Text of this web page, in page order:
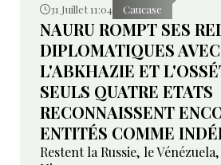
31 Juillet 11:04 Caucase
NAURU ROMPT SES
DIPLOMATIQUES AVEC
L'ABKHAZIE ET
SEULS QUATRE ETATS
RECONNAISSENT
ENTITÉS COMME
Restent la Russie, le